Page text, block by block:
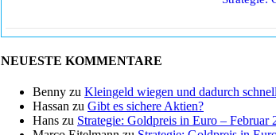
NEUESTE KOMMENTARE
Benny zu Kleingeld wiegen und dadurch
Hassan zu Gibt es sichere Aktien?
Hans zu Strategie: Goldpreis in Euro – Februar